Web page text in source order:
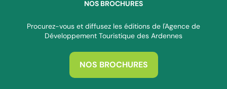
NOS BROCHURES
Procurez-vous et diffusez les éditions de l'Agence de
Développement Touristique des Ardennes
NOS BROCHURES